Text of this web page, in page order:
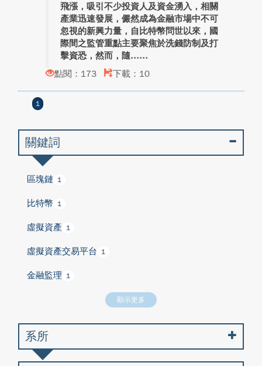
飛漲，吸引不少投資人及資金湧入，相關
產業迅速發展，儼然成為金融市場中不可
忽視的新興力量，自比特幣問世以來，國
際間之監管重點主要聚焦於洗錢防制及打
擊資恐，然而，隨...
點閱：173
下載：10
1
關鍵詞
區塊鏈 1
比特幣 1
虛擬資產 1
虛擬資產交易平台 1
金融監理 1
顯示更多
系所